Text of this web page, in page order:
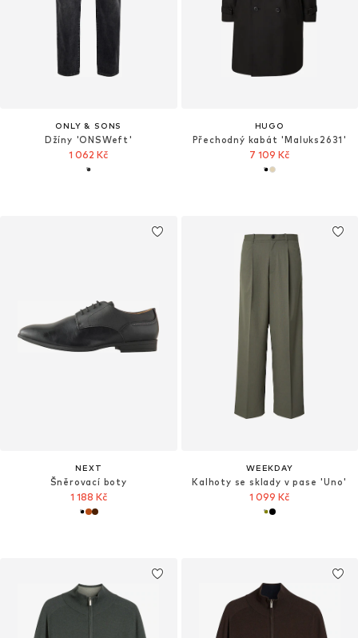
ONLY & SONS
Džíny 'ONSWeft'
1 062 Kč
HUGO
Přechodný kabát 'Maluks2631'
7 109 Kč
NEXT
Šněrovací boty
1 188 Kč
WEEKDAY
Kalhoty se sklady v pase 'Uno'
1 099 Kč